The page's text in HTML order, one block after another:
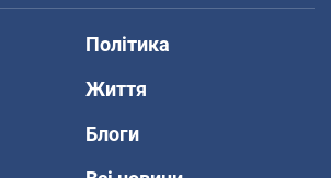
Політика
Життя
Блоги